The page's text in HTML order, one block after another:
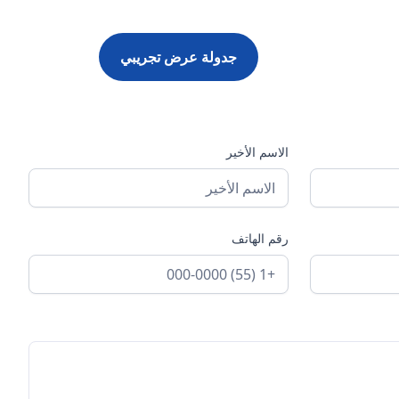
جدولة عرض تجريبي
الاسم الأخير
رقم الهاتف